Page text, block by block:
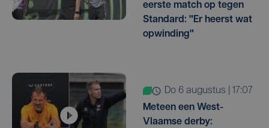
eerste match op tegen
Standard: "Er heerst wat
opwinding"
do 6 augustus | 17:07
Meteen een West-
Vlaamse derby: